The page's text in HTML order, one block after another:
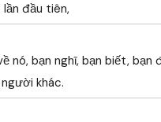
đầu tiên,
nó, bạn nghĩ, bạn biết, bạn
khác.